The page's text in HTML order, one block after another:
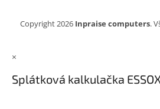
Copyright 2026 Inpraise computers.
×
Splátková kalkulačka